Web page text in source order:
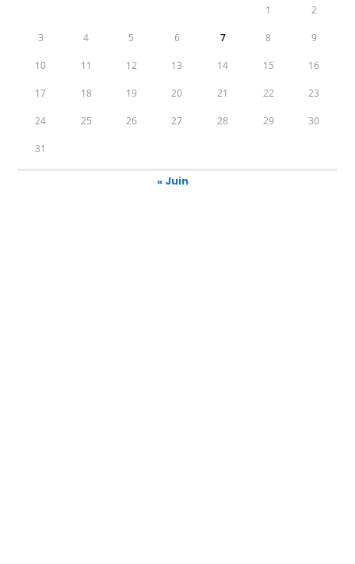
1 2
3 4 5 6 7 8 9
10 11 12 13 14 15 16
17 18 19 20 21 22 23
24 25 26 27 28 29 30
31
« Juin